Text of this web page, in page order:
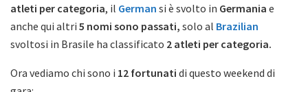
atleti per categoria, il German si è svolto in Germania e
anche qui altri 5 nomi sono passati, solo al Brazilian
svoltosi in Brasile ha classificato 2 atleti per categoria.
Ora vediamo chi sono i 12 fortunati di questo weekend di